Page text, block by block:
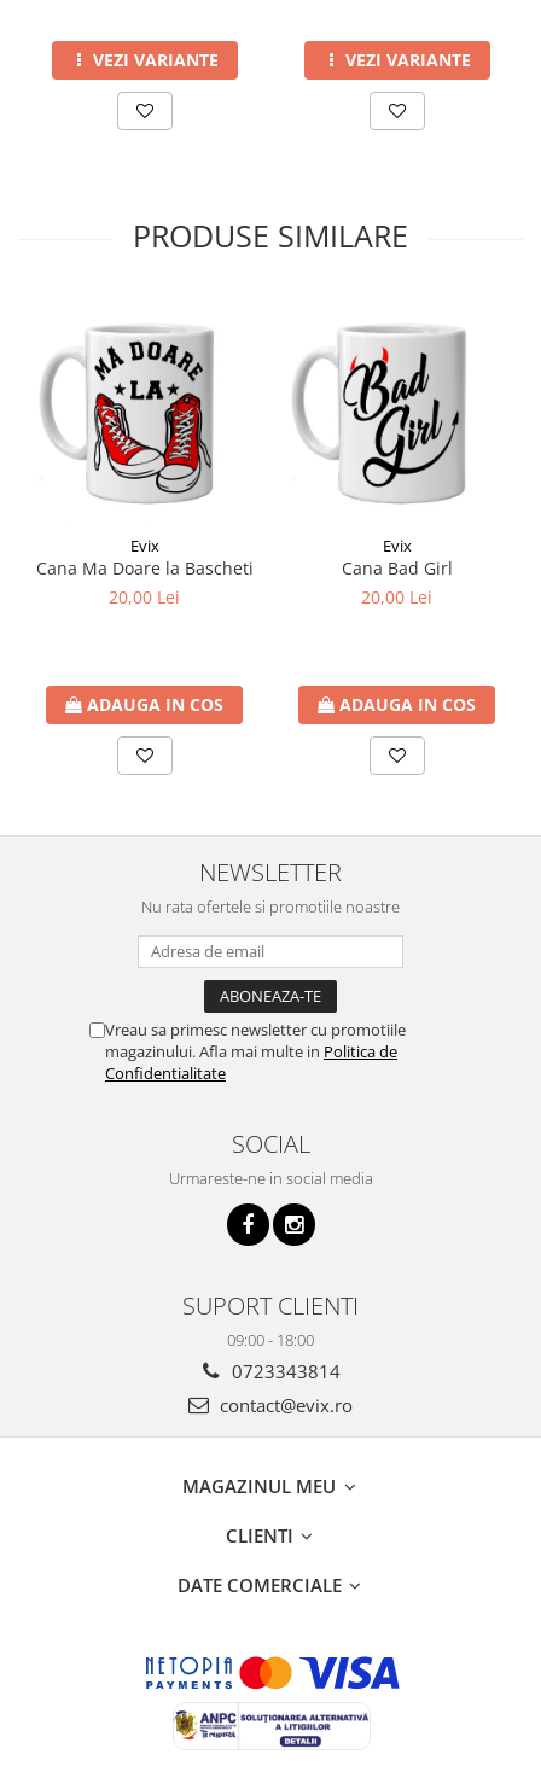
VEZI VARIANTE VEZI VARIANTE
PRODUSE SIMILARE
Evix
Cana Ma Doare la Bascheti
20,00 Lei
ADAUGA IN COS
Evix
Cana Bad Girl
20,00 Lei
ADAUGA IN COS
NEWSLETTER
Nu rata ofertele si promotiile noastre
Vreau sa primesc newsletter cu promotiile
magazinului. Afla mai multe in Politica de
Confidentialitate
SOCIAL
Urmareste-ne in social media
SUPORT CLIENTI
09:00 - 18:00
0723343814
contact@evix.ro
MAGAZINUL MEU
CLIENTI
DATE COMERCIALE